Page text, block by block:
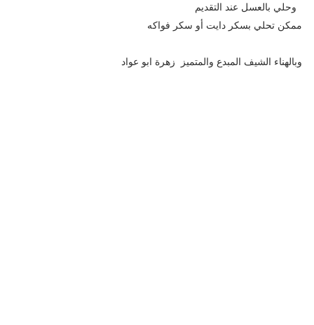
وحلي بالعسل عند التقديم
ممكن تحلي بسكر دايت أو سكر فواكه
وبالهناء الشيف المبدع والمتميز زهرة ابو عواد